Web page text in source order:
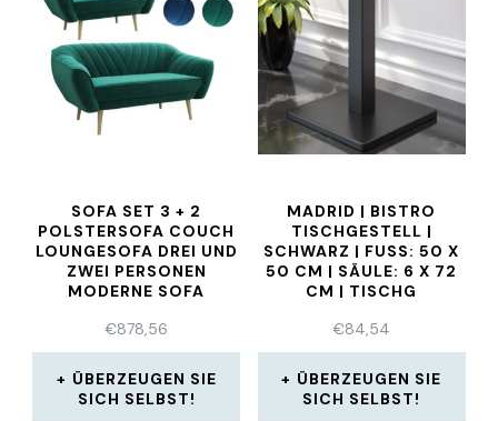
SOFA SET 3 + 2
POLSTERSOFA COUCH
LOUNGESOFA DREI UND
ZWEI PERSONEN
MODERNE SOFA
€878,56
ÜBERZEUGEN SIE
SICH SELBST!
MADRID | BISTRO
TISCHGESTELL |
SCHWARZ | FUSS: 50 X 5
0 CM | SÄULE: 6 X 72 C
M | TISCHG
€84,54
ÜBERZEUGEN SIE
SICH SELBST!